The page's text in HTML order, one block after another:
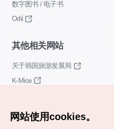
数字图书 / 电子书
Odii
其他相关网站
关于韩国旅游发展局
K-Mice
网站使用cookies。